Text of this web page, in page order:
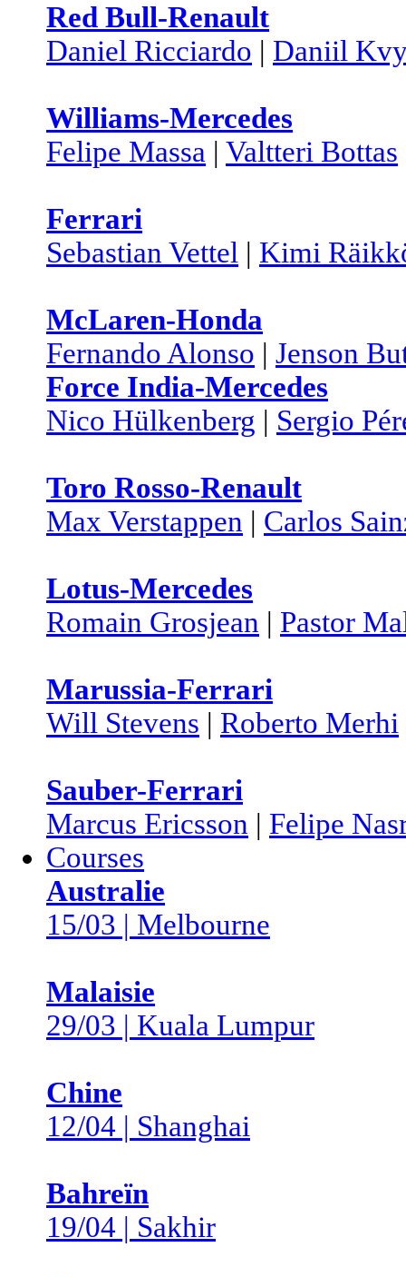
Red Bull-Renault
Daniel Ricciardo | Daniil
Williams-Mercedes
Felipe Massa | Valtteri Bottas
Ferrari
Sebastian Vettel | Kimi
McLaren-Honda
Fernando Alonso | Jenson
Force India-Mercedes
Nico Hülkenberg | Sergio
Toro Rosso-Renault
Max Verstappen | Carlos
Lotus-Mercedes
Romain Grosjean | Pastor
Marussia-Ferrari
Will Stevens | Roberto Merhi
Sauber-Ferrari
Marcus Ericsson | Felipe
Courses
Australie
15/03 | Melbourne
Malaisie
29/03 | Kuala Lumpur
Chine
12/04 | Shanghai
Bahreïn
19/04 | Sakhir